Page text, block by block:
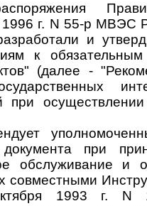
г. N 55-р МВЭС
и
к
(далее -
при
при
обслуживание
совместными
1993 г. N